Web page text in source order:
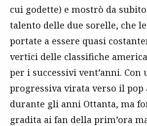
cui godette) e mostrò da
talento delle due sorelle, che
portate a essere quasi
vertici delle classifiche
per i successivi vent’anni. Con
progressiva virata verso il pop
durante gli anni Ottanta, ma
gradita ai fan della prim’ora